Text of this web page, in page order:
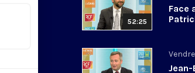
52:25
Face